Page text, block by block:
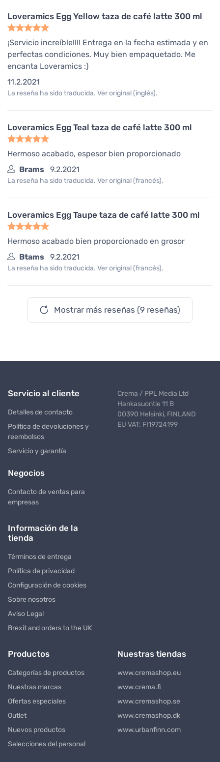
Loveramics Egg Yellow taza de café latte 300 ml
¡Servicio increíble!!!! Entrega en la fecha estimada y en
perfectas condiciones. Muy bien empaquetado. Me
encanta Loveramics :)
11.2.2021
La reseña ha sido traducida. Ver original (inglés).
Loveramics Egg Teal taza de café latte 300 ml
Hermoso acabado, espesor bien proporcionado
Brams
9.2.2021
La reseña ha sido traducida. Ver original (francés).
Loveramics Egg Taupe taza de café latte 300 ml
Hermoso acabado bien proporcionado en grosor
Btams
9.2.2021
La reseña ha sido traducida. Ver original (francés).
Mostrar más reseñas (9 reseñas)
Servicio al cliente
Detalles de contacto
Política de devoluciones y
reembolsos
Servicio y garantía
Negocios
Contacto de ventas para
empresas
Crema / PPL Media Ltd
Hankasuontie 11 B
00390 Helsinki, FINLAND
EU VAT: FI19724199
Información de la
tienda
Términos de entrega
Política de privacidad
Configuración de cookies
Sobre nosotros
Aviso Legal
Brexit and orders to the UK
Productos
Categorías de productos
Nuestras marcas
Ofertas especiales
Outlet
Nuevos productos
Selecciones del personal
Nuestras tiendas
www.cremashop.eu
www.crema.fi
www.cremashop.se
www.cremashop.dk
www.urbanfinn.com